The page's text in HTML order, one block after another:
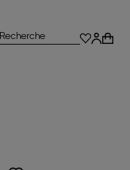
Recherche